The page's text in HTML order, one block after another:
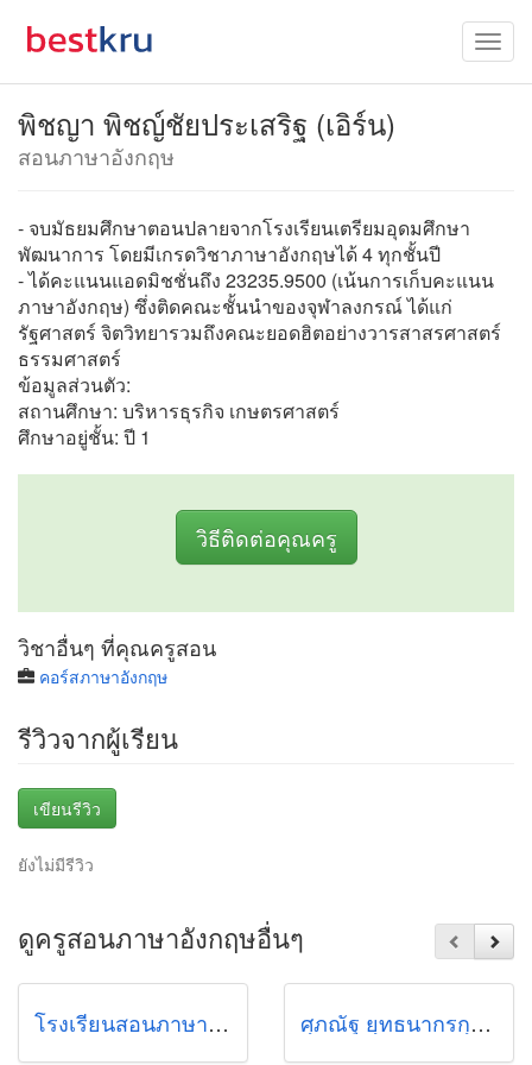
พิชญา พิชญ์ชัยประเสริฐ (เอิร์น)
สอนภาษาอังกฤษ
- จบมัธยมศึกษาตอนปลายจากโรงเรียนเตรียมอุดมศึกษา
พัฒนาการ โดยมีเกรดวิชาภาษาอังกฤษได้ 4 ทุกชั้นปี
- ได้คะแนนแอดมิชชั่นถึง 23235.9500 (เน้นการเก็บคะแนน
ภาษาอังกฤษ) ซึ่งติดคณะชั้นนำของจุฬาลงกรณ์ ได้แก่
รัฐศาสตร์ จิตวิทยารวมถึงคณะยอดฮิตอย่างวารสาสรศาสตร์
ธรรมศาสตร์
ข้อมูลส่วนตัว:
สถานศึกษา: บริหารธุรกิจ เกษตรศาสตร์
ศึกษาอยู่ชั้น: ปี 1
วิธีติดต่อคุณครู
วิชาอื่นๆ ที่คุณครูสอน
คอร์สภาษาอังกฤษ
รีวิวจากผู้เรียน
เขียนรีวิว
ยังไม่มีรีวิว
ดูครูสอนภาษาอังกฤษอื่นๆ
โรงเรียนสอนภาษาและกวดวิชาปราชญ์เชียงใหม่ ศุภณัฐ ยุทธนากรกุล (เช)